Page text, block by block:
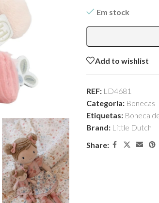
Em stock
Add to wishlist
REF: LD4681
Categoria: Bonecas
Etiquetas: Boneca
Brand: Little Dutch
Share: